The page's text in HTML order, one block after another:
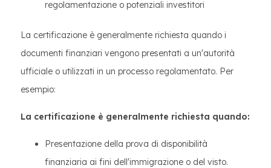
regolamentazione o potenziali investitori
La certificazione è generalmente richiesta quando i
documenti finanziari vengono presentati a un'autorità
ufficiale o utilizzati in un processo regolamentato. Per
esempio:
La certificazione è generalmente richiesta quando:
Presentazione della prova di disponibilità
finanziaria ai fini dell'immigrazione o del visto.